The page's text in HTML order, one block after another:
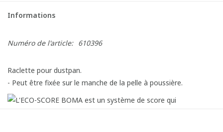
Informations
Numéro de l'article: 610396
Raclette pour dustpan.
- Peut être fixée sur le manche de la pelle à poussière.